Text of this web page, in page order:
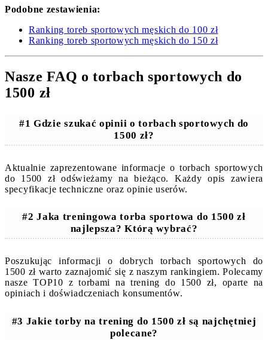
Podobne zestawienia:
Ranking toreb sportowych męskich do 100 zł
Ranking toreb sportowych męskich do 150 zł
Nasze FAQ o torbach sportowych do
1500 zł
#1 Gdzie szukać opinii o torbach sportowych do
1500 zł?
Aktualnie zaprezentowane informacje o torbach sportowych
do 1500 zł odświeżamy na bieżąco. Każdy opis zawiera
specyfikacje techniczne oraz opinie userów.
#2 Jaka treningowa torba sportowa do 1500 zł
najlepsza? Którą wybrać?
Poszukując informacji o dobrych torbach sportowych do
1500 zł warto zaznajomić się z naszym rankingiem. Polecamy
nasze TOP10 z torbami na trening do 1500 zł, oparte na
opiniach i doświadczeniach konsumentów.
#3 Jakie torby na trening do 1500 zł są najchętniej
polecane?